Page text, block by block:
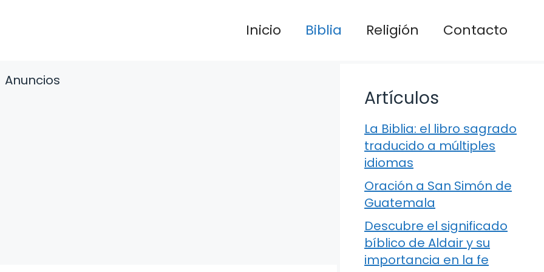
Inicio Biblia Religión Contacto
Anuncios
Artículos
La Biblia: el libro sagrado
traducido a múltiples
idiomas
Oración a San Simón de
Guatemala
Descubre el significado
bíblico de Aldair y su
importancia en la fe